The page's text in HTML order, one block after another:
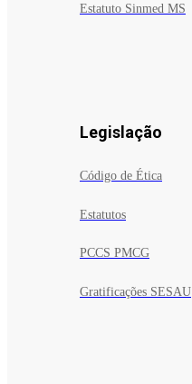
Estatuto Sinmed MS
Legislação
Código de Ética
Estatutos
PCCS PMCG
Gratificações SESAU